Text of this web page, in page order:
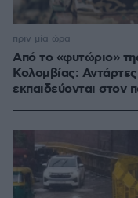
Από το «φυτώριο»
Κολομβίας:
εκπαιδεύονται στον
πριν μία ώρα